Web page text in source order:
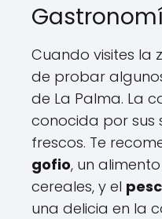
Cuando visites la
de probar
de La Palma. La
conocida por sus
frescos. Te
gofio, un
cereales, y el
una delicia en la